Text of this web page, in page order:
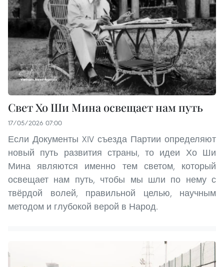
Свет Хо Ши Мина освещает нам путь
17/05/2026 07:00
Если Документы XIV съезда Партии определяют
новый путь развития страны, то идеи Хо Ши
Мина являются именно тем светом, который
освещает нам путь, чтобы мы шли по нему с
твёрдой волей, правильной целью, научным
методом и глубокой верой в Народ.